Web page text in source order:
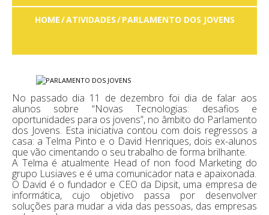
HOME ATIVIDADES PARLAMENTO DOS JOVENS
No passado dia 11 de dezembro foi dia de falar aos
alunos sobre “Novas Tecnologias: desafios e
oportunidades para os jovens”, no âmbito do Parlamento
dos Jovens. Esta iniciativa contou com dois regressos a
casa: a Telma Pinto e o David Henriques, dois ex-alunos
que vão cimentando o seu trabalho de forma brilhante.
A Telma é atualmente Head of non food Marketing do
grupo Lusiaves e é uma comunicador nata e apaixonada.
O David é o fundador e CEO da Dipsit, uma empresa de
informática, cujo objetivo passa por desenvolver
soluções para mudar a vida das pessoas, das empresas